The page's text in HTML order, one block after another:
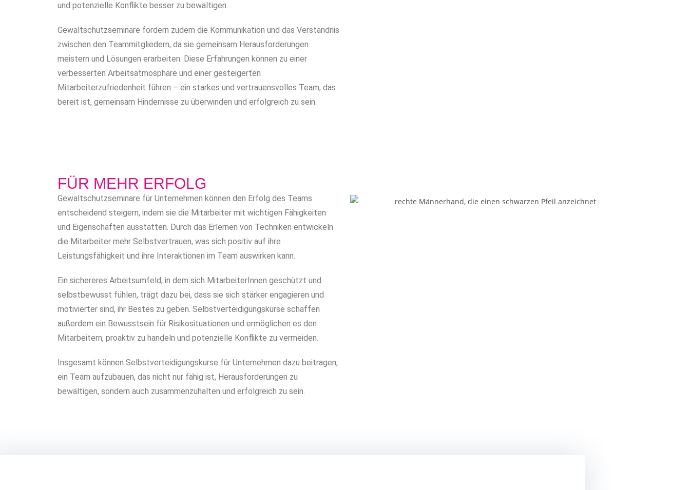
und potenzielle Konflikte besser zu bewältigen.
Gewaltschutzseminare fördern zudem die Kommunikation und das Verständnis
zwischen den Teammitgliedern, da sie gemeinsam Herausforderungen
meistern und Lösungen erarbeiten. Diese Erfahrungen können zu einer
verbesserten Arbeitsatmosphäre und einer gesteigerten
Mitarbeiterzufriedenheit führen – ein starkes und vertrauensvolles Team, das
bereit ist, gemeinsam Hindernisse zu überwinden und erfolgreich zu sein.
FÜR MEHR ERFOLG
Gewaltschutzseminare für Unternehmen können den Erfolg des Teams
entscheidend steigern, indem sie die Mitarbeiter mit wichtigen Fähigkeiten
und Eigenschaften ausstatten. Durch das Erlernen von Techniken entwickeln
die Mitarbeiter mehr Selbstvertrauen, was sich positiv auf ihre
Leistungsfähigkeit und ihre Interaktionen im Team auswirken kann.
Ein sichereres Arbeitsumfeld, in dem sich MitarbeiterInnen geschützt und
selbstbewusst fühlen, trägt dazu bei, dass sie sich stärker engagieren und
motivierter sind, ihr Bestes zu geben. Selbstverteidigungskurse schaffen
außerdem ein Bewusstsein für Risikosituationen und ermöglichen es den
Mitarbeitern, proaktiv zu handeln und potenzielle Konflikte zu vermeiden.
Insgesamt können Selbstverteidigungskurse für Unternehmen dazu beitragen,
ein Team aufzubauen, das nicht nur fähig ist, Herausforderungen zu
bewältigen, sondern auch zusammenzuhalten und erfolgreich zu sein.